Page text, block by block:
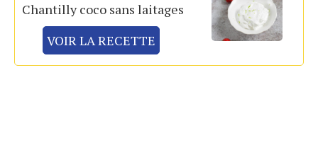
Chantilly coco sans laitages
VOIR LA RECETTE